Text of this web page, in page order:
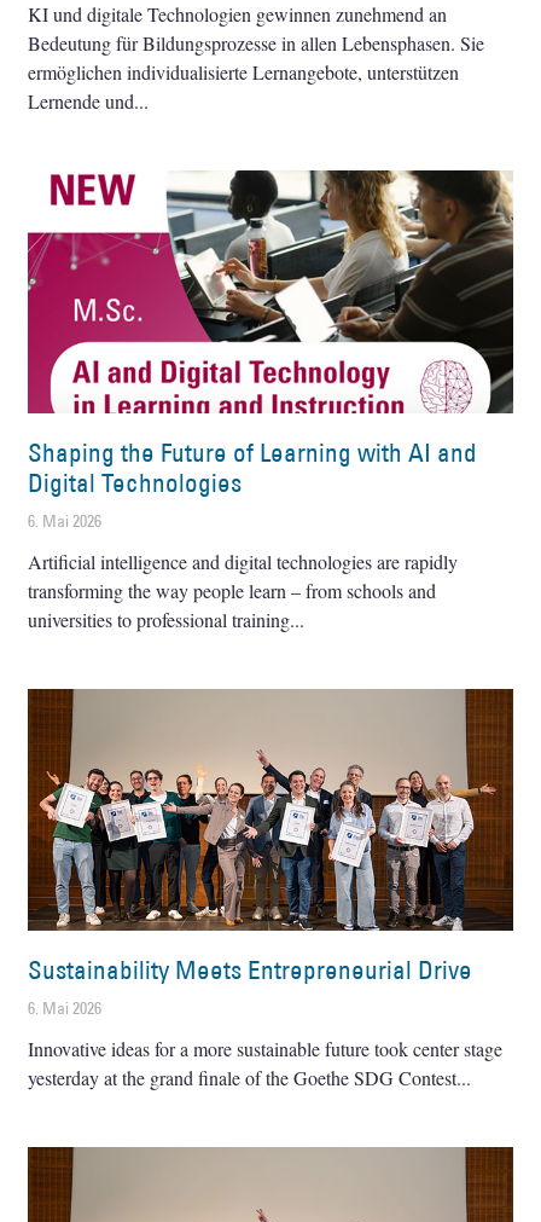
KI und digitale Technologien gewinnen zunehmend an
Bedeutung für Bildungsprozesse in allen Lebensphasen. Sie
ermöglichen individualisierte Lernangebote, unterstützen
Lernende und
Shaping the Future of Learning with AI and
Digital Technologies
6. Mai 2026
Artificial intelligence and digital technologies are rapidly
transforming the way people learn – from schools and
universities to professional training
Sustainability Meets Entrepreneurial Drive
6. Mai 2026
Innovative ideas for a more sustainable future took center stage
yesterday at the grand finale of the Goethe SDG Contest